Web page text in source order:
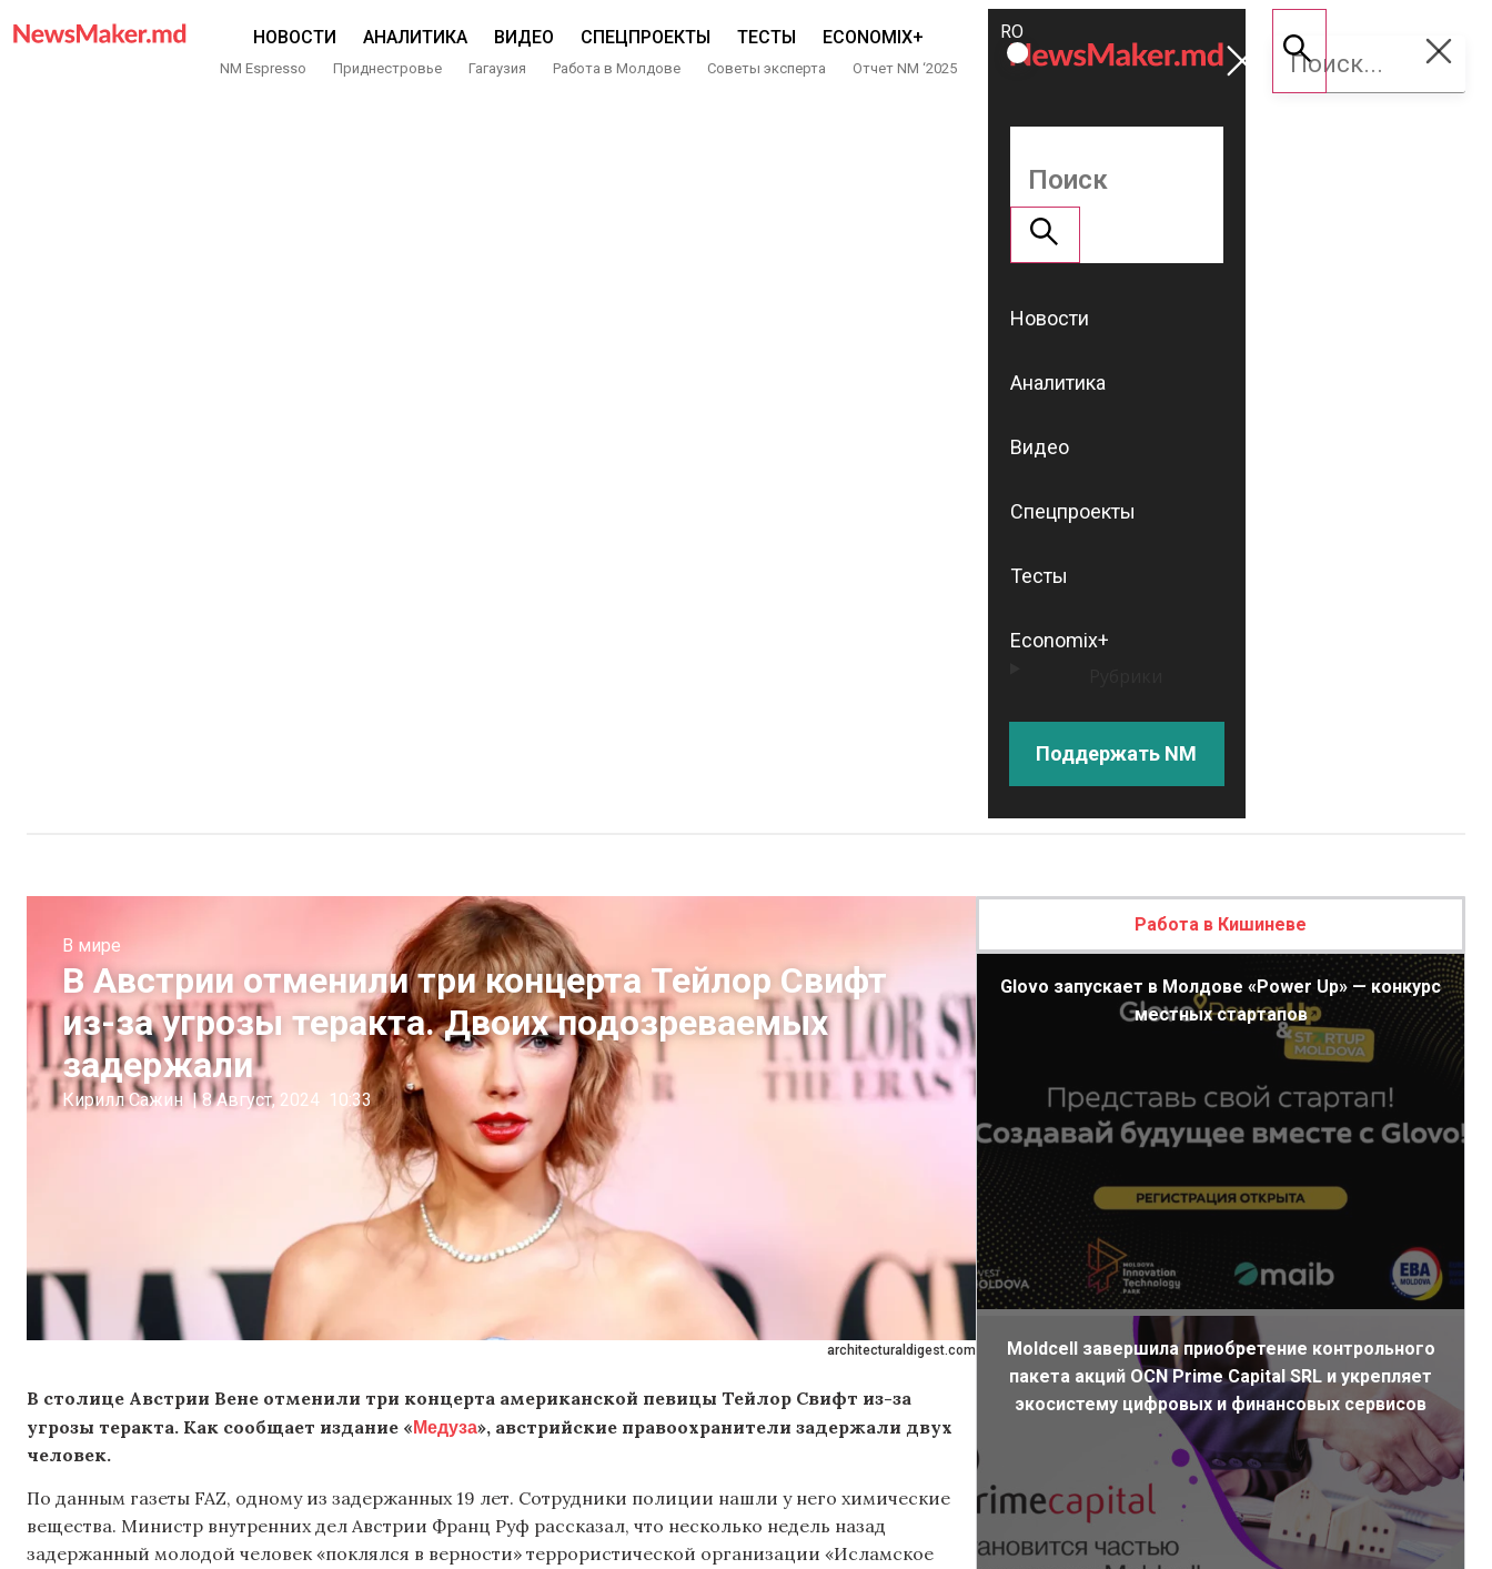
НОВОСТИ АНАЛИТИКА ВИДЕО СПЕЦПРОЕКТЫ ТЕСТЫ ECONOMIX+
NM Espresso Приднестровье Гагаузия Работа в Молдове Советы эксперта Отчет NM ‘2025
ROMÂNĂ
RU
Поддержать
NM
Новости
Аналитика
Видео
Спецпроекты
Тесты
Economix+
Поддержать NM
architecturaldigest.com
В мире
В Австрии отменили три концерта Тейлор Свифт
из-за угрозы теракта. Двоих подозреваемых
задержали
Кирилл Сажин | 8 Август, 2024 10:33
В столице Австрии Вене отменили три концерта американской певицы Тейлор Свифт из-за
угрозы теракта. Как сообщает издание «Медуза», австрийские правоохранители задержали двух
человек.
По данным газеты FAZ, одному из задержанных 19 лет. Сотрудники полиции нашли у него химические
вещества. Министр внутренних дел Австрии Франц Руф рассказал, что несколько недель назад
задержанный молодой человек «поклялся в верности» террористической организации «Исламское
Работа в Кишиневе
Glovo запускает в Молдове «Power Up» — конкурс
местных стартапов
Moldcell завершила приобретение контрольного
пакета акций OCN Prime Capital SRL и укрепляет
экосистему цифровых и финансовых сервисов